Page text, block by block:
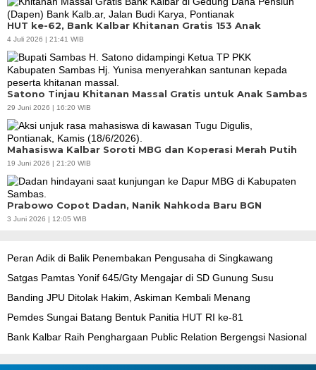
HUT ke-62, Bank Kalbar Khitanan Gratis 153 Anak
4 Juli 2026 | 21:41 WIB
Satono Tinjau Khitanan Massal Gratis untuk Anak Sambas
29 Juni 2026 | 16:20 WIB
Mahasiswa Kalbar Soroti MBG dan Koperasi Merah Putih
19 Juni 2026 | 21:20 WIB
Prabowo Copot Dadan, Nanik Nahkoda Baru BGN
3 Juni 2026 | 12:05 WIB
Peran Adik di Balik Penembakan Pengusaha di Singkawang
Satgas Pamtas Yonif 645/Gty Mengajar di SD Gunung Susu
Banding JPU Ditolak Hakim, Askiman Kembali Menang
Pemdes Sungai Batang Bentuk Panitia HUT RI ke-81
Bank Kalbar Raih Penghargaan Public Relation Bergengsi Nasional